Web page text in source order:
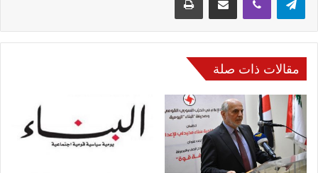
مقالات ذات صلة